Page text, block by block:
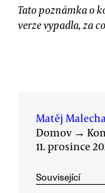
Tato poznámka o
verze vypadla, za
Matěj
Domov →
11. prosince
Související